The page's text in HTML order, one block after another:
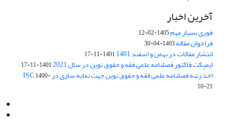
آخرین اخبار
فوری بسیار مهم1405-02-12
فراخوان مقاله1403-04-30
انتشار مقالات در بهمن و اسفند 1401 1401-11-17
ایمپکت فاکتور فصلنامه علمی فقه و حقوق نوین در سال 2021 1401-11-17
اخذ رتبه فصلنامه علمی فقه و حقوق نوین جهت نمایه سازی در ISC1400-
10-21